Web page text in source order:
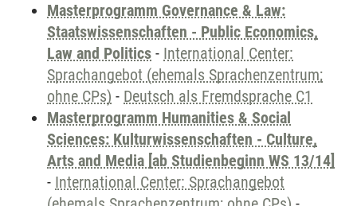
Masterprogramm Governance & Law:
Staatswissenschaften - Public Economics,
Law and Politics - International Center:
Sprachangebot (ehemals Sprachenzentrum;
ohne CPs) - Deutsch als Fremdsprache C1
Masterprogramm Humanities & Social
Sciences: Kulturwissenschaften - Culture,
Arts and Media [ab Studienbeginn WS 13/14]
- International Center: Sprachangebot